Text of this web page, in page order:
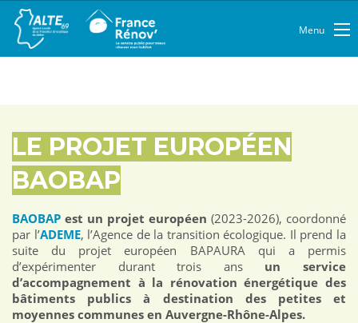
Menu
LE PROJET EUROPÉEN
BAOBAP
BAOBAP est un projet européen (2023-2026), coordonné
par l’ADEME, l’Agence de la transition écologique. Il prend la
suite du projet européen BAPAURA qui a permis
d’expérimenter durant trois ans un service
d’accompagnement à la rénovation énergétique des
bâtiments publics à destination des petites et
moyennes communes en Auvergne-Rhône-Alpes.